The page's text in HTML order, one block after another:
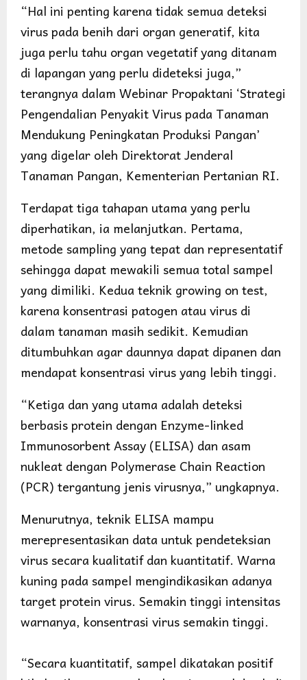
“Hal ini penting karena tidak semua deteksi
virus pada benih dari organ generatif, kita
juga perlu tahu organ vegetatif yang ditanam
di lapangan yang perlu dideteksi juga,”
terangnya dalam Webinar Propaktani ‘Strategi
Pengendalian Penyakit Virus pada Tanaman
Mendukung Peningkatan Produksi Pangan’
yang digelar oleh Direktorat Jenderal
Tanaman Pangan, Kementerian Pertanian RI.
Terdapat tiga tahapan utama yang perlu
diperhatikan, ia melanjutkan. Pertama,
metode sampling yang tepat dan representatif
sehingga dapat mewakili semua total sampel
yang dimiliki. Kedua teknik growing on test,
karena konsentrasi patogen atau virus di
dalam tanaman masih sedikit. Kemudian
ditumbuhkan agar daunnya dapat dipanen dan
mendapat konsentrasi virus yang lebih tinggi.
“Ketiga dan yang utama adalah deteksi
berbasis protein dengan Enzyme-linked
Immunosorbent Assay (ELISA) dan asam
nukleat dengan Polymerase Chain Reaction
(PCR) tergantung jenis virusnya,” ungkapnya.
Menurutnya, teknik ELISA mampu
merepresentasikan data untuk pendeteksian
virus secara kualitatif dan kuantitatif. Warna
kuning pada sampel mengindikasikan adanya
target protein virus. Semakin tinggi intensitas
warnanya, konsentrasi virus semakin tinggi.
“Secara kuantitatif, sampel dikatakan positif